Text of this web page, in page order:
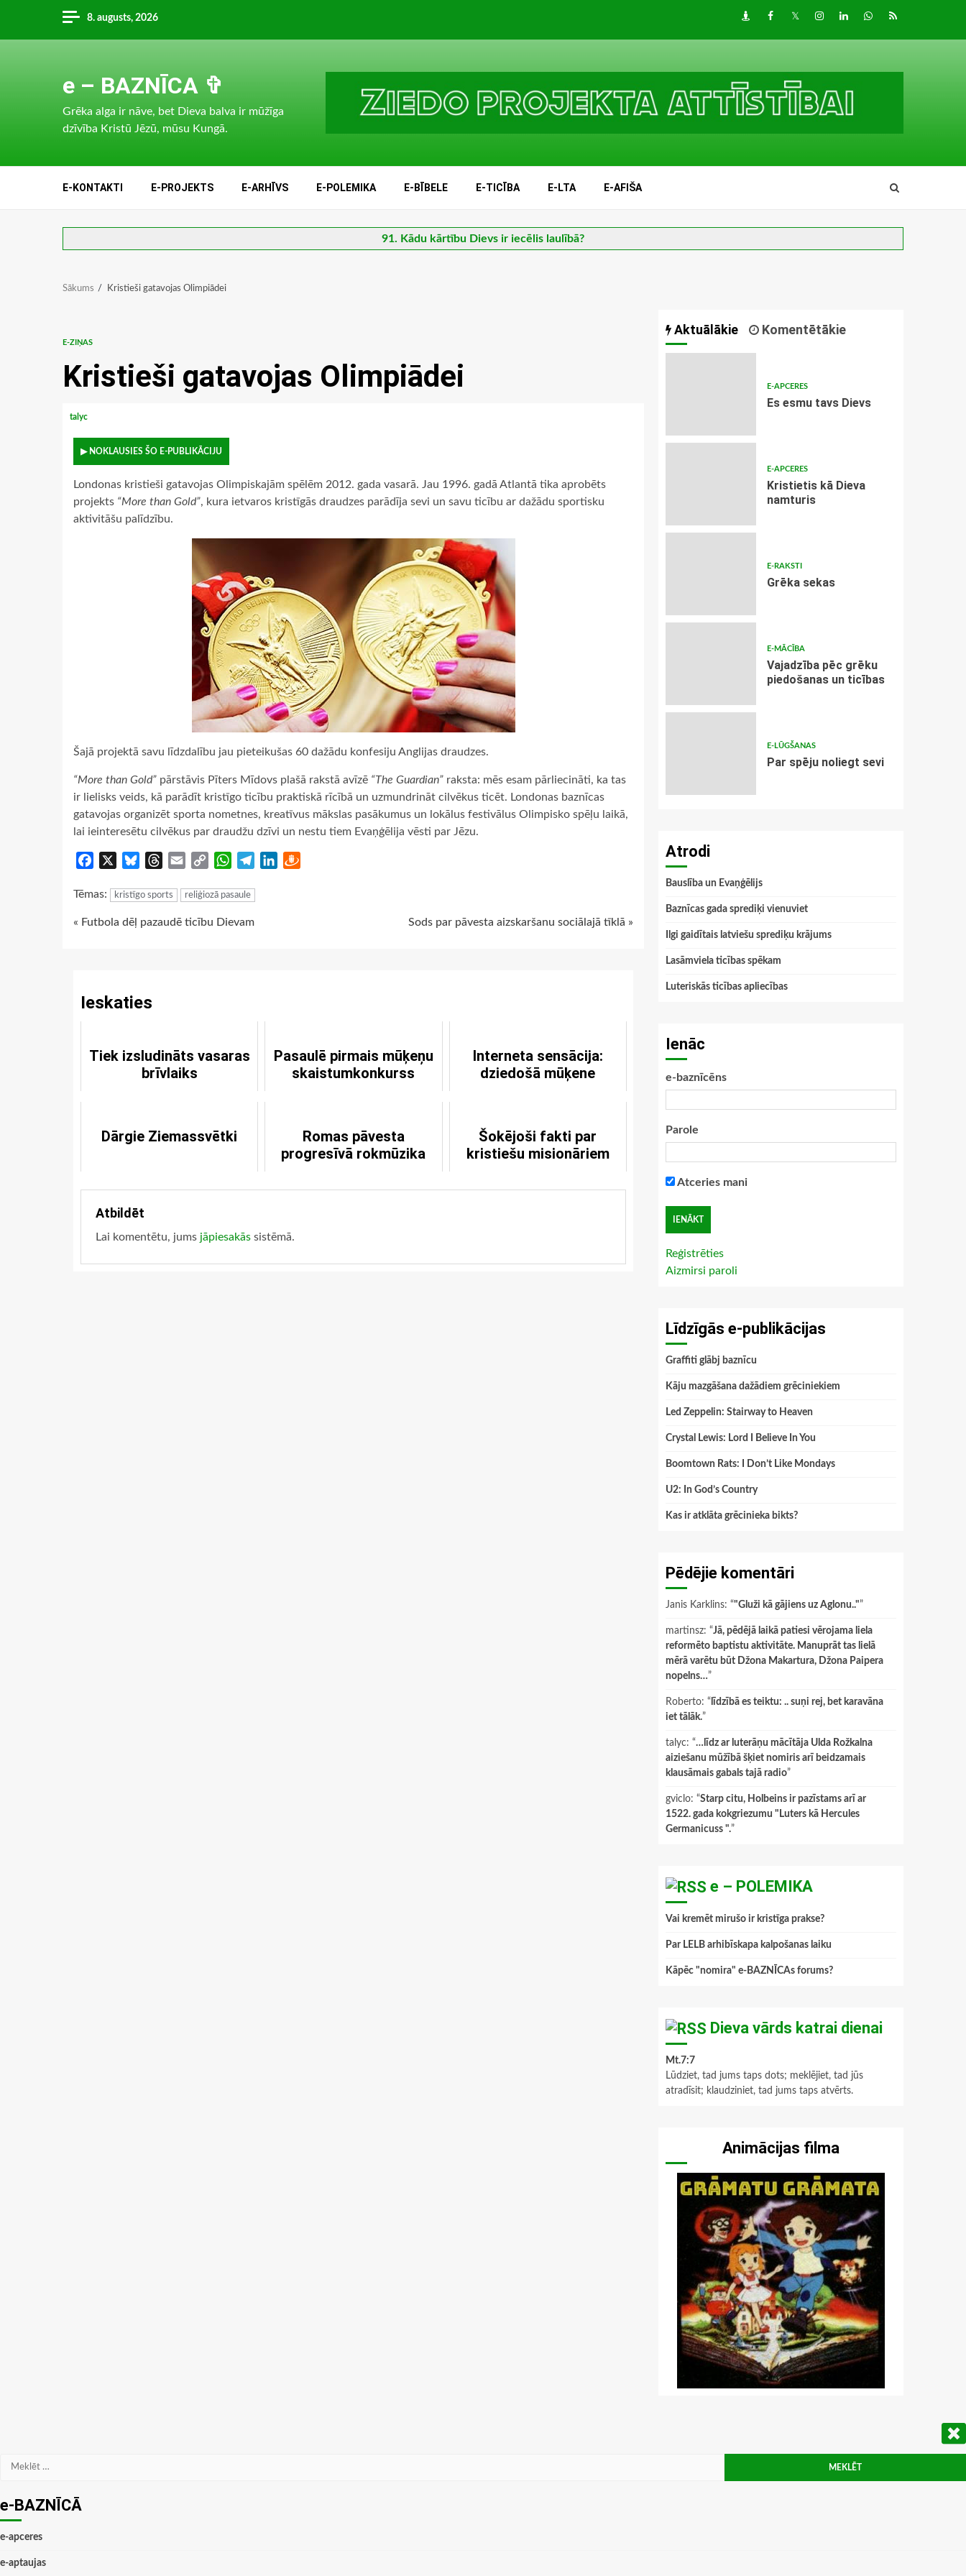
content
8. augusts, 2026 DraugiemFacebook
TwitterInstagram
LinkedInwhatsapp
RSS
e – BAZNĪCA ✞
Grēka alga ir nāve, bet Dieva balva ir mūžīga
dzīvība Kristū Jēzū, mūsu Kungā.
E-KONTAKTI E-PROJEKTS E-ARHĪVS E-POLEMIKA E-BĪBELE E-TICĪBA E-LTA E-AFIŠA
91. Kādu kārtību Dievs ir iecēlis laulībā?
Sākums Kristieši gatavojas Olimpiādei
E-ZIŅAS
Kristieši gatavojas Olimpiādei
talyc
▶ NOKLAUSIES ŠO E-PUBLIKĀCIJU
Londonas kristieši gatavojas Olimpiskajām spēlēm 2012. gada vasarā. Jau 1996. gadā Atlantā tika aprobēts
projekts “More than Gold”, kura ietvaros kristīgās draudzes parādīja sevi un savu ticību ar dažādu sportisku
aktivitāšu palīdzību.
Šajā projektā savu līdzdalību jau pieteikušas 60 dažādu konfesiju Anglijas draudzes.
“More than Gold” pārstāvis Pīters Mīdovs plašā rakstā avīzē “The Guardian” raksta: mēs esam pārliecināti, ka tas
ir lielisks veids, kā parādīt kristīgo ticību praktiskā rīcībā un uzmundrināt cilvēkus ticēt. Londonas baznīcas
gatavojas organizēt sporta nometnes, kreatīvus mākslas pasākumus un lokālus festivālus Olimpisko spēļu laikā,
lai ieinteresētu cilvēkus par draudžu dzīvi un nestu tiem Evaņģēlija vēsti par Jēzu.
Facebook BlueskyThreads
Email
Copy
WhatsApp
TelegramLinkedIn
Tēmas: kristīgo sports reliģiozā pasaule
Continue
« Futbola dēļ pazaudē ticību Dievam Sods par pāvesta aizskaršanu sociālajā tīklā »
Ieskaties
Tiek izsludināts vasaras
brīvlaiks
Pasaulē pirmais mūķeņu
skaistumkonkurss
Interneta sensācija:
dziedošā mūķene
Dārgie Ziemassvētki
Romas pāvesta
progresīvā rokmūzika
Šokējoši fakti par
kristiešu misionāriem
Atbildēt
Lai komentētu, jums jāpiesakās sistēmā.
Aktuālākie Komentētākie
E-APCERES
Es esmu tavs Dievs
E-APCERES
Kristietis kā Dieva
namturis
E-RAKSTI
Grēka sekas
E-MĀCĪBA
Vajadzība pēc grēku
piedošanas un ticības
E-LŪGŠANAS
Par spēju noliegt sevi
Atrodi
Bauslība un Evaņģēlijs
Baznīcas gada sprediķi vienuviet
Ilgi gaidītais latviešu sprediķu krājums
Lasāmviela ticības spēkam
Luteriskās ticības apliecības
Ienāc
e-baznīcēns
Parole
Atceries mani
Reģistrēties
Aizmirsi paroli
Līdzīgās e-publikācijas
Graffiti glābj baznīcu
Kāju mazgāšana dažādiem grēciniekiem
Led Zeppelin: Stairway to Heaven
Crystal Lewis: Lord I Believe In You
Boomtown Rats: I Don’t Like Mondays
U2: In God’s Country
Kas ir atklāta grēcinieka bikts?
Pēdējie komentāri
Janis Karklins: “"Gluži kā gājiens uz Aglonu.."”
martinsz: “Jā, pēdējā laikā patiesi vērojama liela
reformēto baptistu aktivitāte. Manuprāt tas lielā
mērā varētu būt Džona Makartura, Džona Paipera
nopelns…”
Roberto: “ līdzībā es teiktu: .. suņi rej, bet karavāna
iet tālāk.”
talyc: “…līdz ar luterāņu mācītāja Ulda Rožkalna
aiziešanu mūžībā šķiet nomiris arī beidzamais
klausāmais gabals tajā radio”
gviclo: “Starp citu, Holbeins ir pazīstams arī ar
1522. gada kokgriezumu "Luters kā Hercules
Germanicuss ".”
e – POLEMIKA
Vai kremēt mirušo ir kristīga prakse?
Par LELB arhibīskapa kalpošanas laiku
Kāpēc "nomira" e-BAZNĪCAs forums?
Dieva vārds katrai dienai
Mt.7:7
Lūdziet, tad jums taps dots; meklējiet, tad jūs
atradīsit; klaudziniet, tad jums taps atvērts.
Animācijas filma
Meklēt:
e-BAZNĪCĀ
e-apceres
e-aptaujas